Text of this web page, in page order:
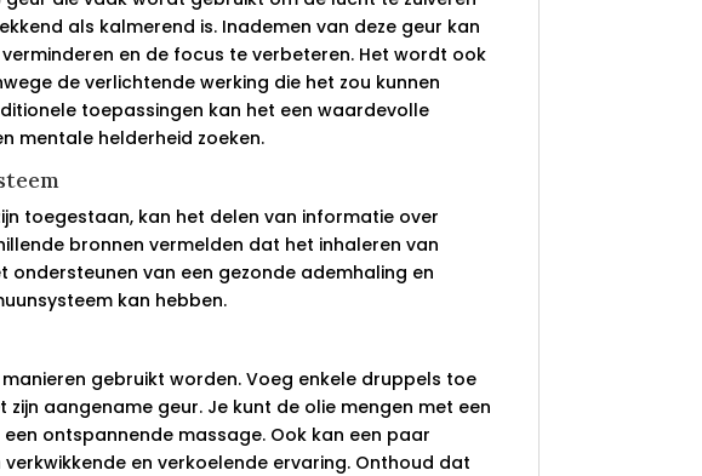
als kalmerend is. Inademen van deze geur kan
en de focus te verbeteren. Het wordt ook
de verlichtende werking die het zou kunnen
toepassingen kan het een waardevolle
mentale helderheid zoeken.
toegestaan, kan het delen van informatie over
bronnen vermelden dat het inhaleren van
ondersteunen van een gezonde ademhaling en
kan hebben.
gebruikt worden. Voeg enkele druppels toe
aangename geur. Je kunt de olie mengen met een
ontspannende massage. Ook kan een paar
en verkoelende ervaring. Onthoud dat